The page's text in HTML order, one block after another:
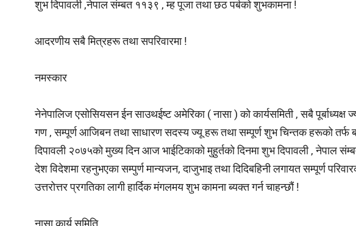
शुभ दिपावली ,नेपाल संम्बत ११३९ , म्ह पूजा तथा छठ पर्बको शुभकामना !
आदरणीय सबै मित्रहरू तथा सपरिवारमा !
नमस्कार
नेनेपालिज एसोसियसन ईन साउथईष्ट अमेरिका ( नासा ) को कार्यसमिती , सबै पूर्बाध्यक्ष
गण , सम्पूर्ण आजिबन तथा साधारण सदस्य ज्यू हरू तथा सम्पूर्ण शुभ चिन्तक हरूको तर्फ
दिपावली २०७५को मुख्य दिन आज भाईटिकाको मुहुर्तको दिनमा शुभ दिपावली , नेपाल
देश विदेशमा रहनुभएका सम्पुर्ण मान्यजन, दाजुभाइ तथा दिदिबहिनी लगायत सम्पूर्ण
उत्तरोत्तर प्रगतिका लागी हार्दिक मंगलमय शुभ कामना ब्यक्त गर्न चाहन्छौं !
नासाकार्य समिति